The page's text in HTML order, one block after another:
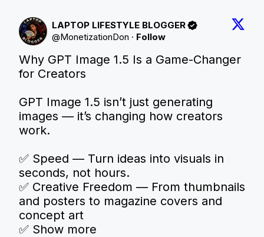
LAPTOP LIFESTYLE BLOGGER
@MonetizationDon · Follow
Why GPT Image 1.5 Is a Game-Changer
for Creators
GPT Image 1.5 isn’t just generating
images — it’s changing how creators
work.
✅ Speed — Turn ideas into visuals in
seconds, not hours.
✅ Creative Freedom — From thumbnails
and posters to magazine covers and
concept art
✅ Show more